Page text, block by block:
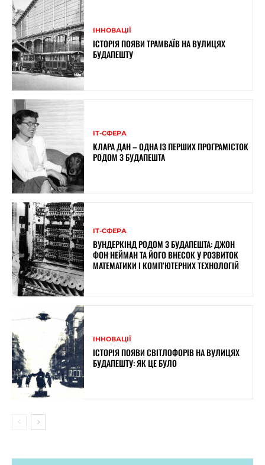
ІННОВАЦІЇ
ІСТОРІЯ ПОЯВИ ТРАМВАЇВ НА ВУЛИЦЯХ
БУДАПЕШТУ
ІТ-СФЕРА
КЛАРА ДАН – ОДНА ІЗ ПЕРШИХ ПРОГРАМІСТОК
РОДОМ З БУДАПЕШТА
ІТ-СФЕРА
ВУНДЕРКІНД РОДОМ З БУДАПЕШТА: ДЖОН
ФОН НЕЙМАН ТА ЙОГО ВНЕСОК У РОЗВИТОК
МАТЕМАТИКИ І КОМП’ЮТЕРНИХ ТЕХНОЛОГІЙ
ІННОВАЦІЇ
ІСТОРІЯ ПОЯВИ СВІТЛОФОРІВ НА ВУЛИЦЯХ
БУДАПЕШТУ: ЯК ЦЕ БУЛО